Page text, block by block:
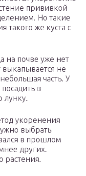
прививкой
Но такие
такого же куста с
на почве уже нет
выкапывается не
часть. У
в
лунку.
укоренения
выбрать
в прошлом
других.
растения.